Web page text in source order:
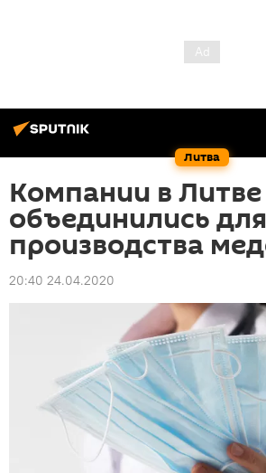
Литва
Компании в Литве
объединились для
производства
20:40 24.04.2020